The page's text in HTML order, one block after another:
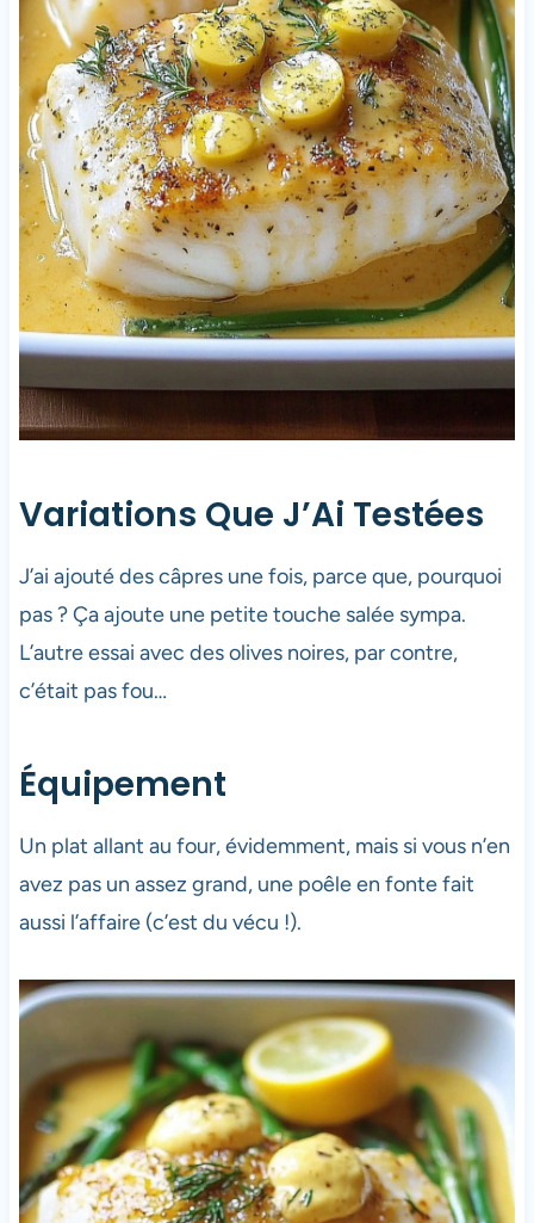
Variations Que J’Ai Testées
J’ai ajouté des câpres une fois, parce que, pourquoi
pas ? Ça ajoute une petite touche salée sympa.
L’autre essai avec des olives noires, par contre,
c’était pas fou…
Équipement
Un plat allant au four, évidemment, mais si vous n’en
avez pas un assez grand, une poêle en fonte fait
aussi l’affaire (c’est du vécu !).